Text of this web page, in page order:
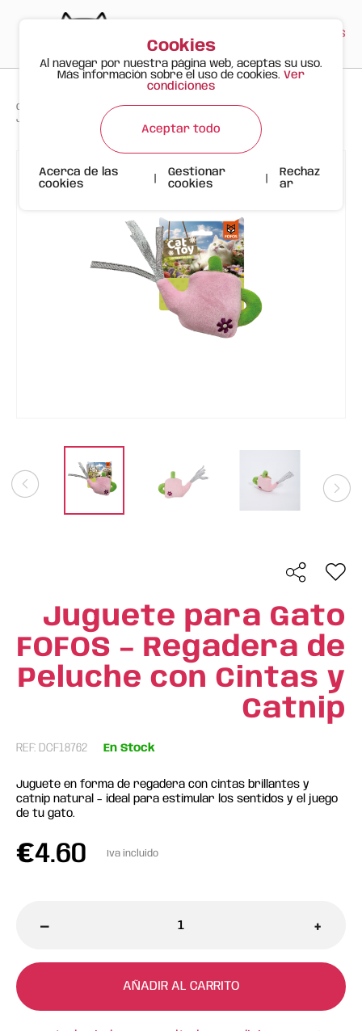
ES
Gato Feliz Productos > >
Juguete para Gato FOFOS – Regadera de Peluche con Cintas y Catnip
Juguete para Gato
FOFOS – Regadera de
Peluche con Cintas y
Catnip
REF: DCF18762 En Stock
Juguete en forma de regadera con cintas brillantes y
catnip natural – ideal para estimular los sentidos y el juego
de tu gato.
€4.60 Iva incluido
- +
AÑADIR AL CARRITO
Cookies
Al navegar por nuestra página web, aceptas su uso.
Más información sobre el uso de cookies. Ver
condiciones
Aceptar todo
Acerca de las
cookies
Gestionar
cookies
Rechaz
ar